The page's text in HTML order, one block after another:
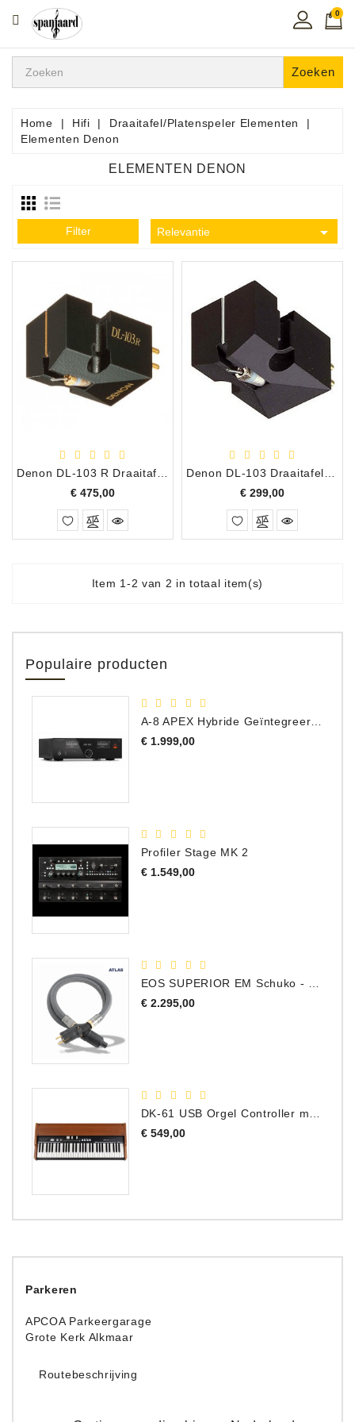
CATEGORIE
Home
In
De
Instrumenten
Hifi
Pro
Apparatuur
Blaasinstrumenten
Slaginstrumenten
Microfoons
Instruments
OPRUIMING
OCCASIONS
DEMONSTRATIES
CLINICS
VERHUUR,
SERVICE
DIENSTEN
0
Zoeken
Home Hifi
Draaitafel/Platenspeler Elementen
Elementen Denon
ELEMENTEN DENON
Filter Relevantie 
Denon DL-103 R Draaitafel Element
€ 475,00Prijs
Denon DL-103 Draaitafel Element
€ 299,00Prijs
Item 1-2 van 2 in totaal item(s)
Populaire producten
A-8 APEX Hybride Geïntegreerde Versterker
€ 1.999,00Prijs
Profiler Stage MK 2
€ 1.549,00Prijs
€ 2.295,00Prijs
DK-61 USB Orgel Controller met Drawbars
€ 549,00Prijs
Parkeren
APCOA Parkeergarage
Grote Kerk Alkmaar
Routebeschrijving